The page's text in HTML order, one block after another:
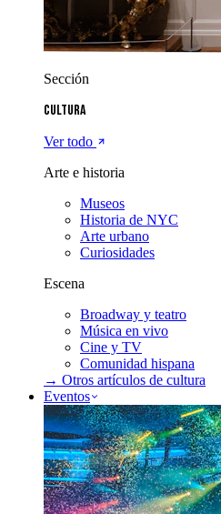
Sección
Cultura
Ver todo
Arte e historia
Museos
Historia de NYC
Arte urbano
Curiosidades
Escena
Broadway y teatro
Música en vivo
Cine y TV
Comunidad hispana
→ Otros artículos de cultura
Eventos